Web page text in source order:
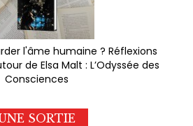
l'âme humaine ? Réflexions
de Elsa Malt : L’Odyssée des
Consciences
SORTIE